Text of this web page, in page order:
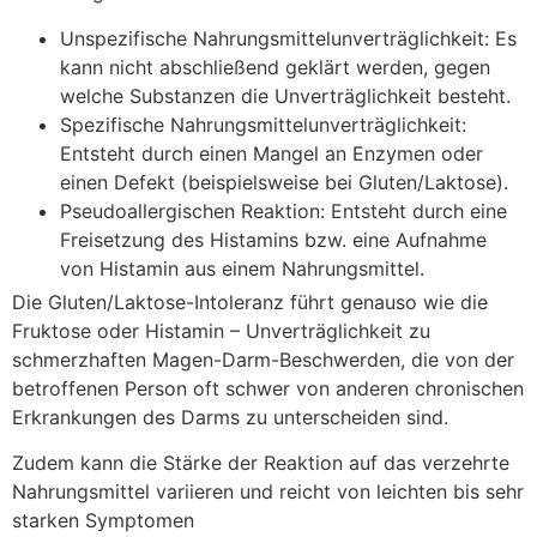
Unspezifische Nahrungsmittelunverträglichkeit: Es
kann nicht abschließend geklärt werden, gegen
welche Substanzen die Unverträglichkeit besteht.
Spezifische Nahrungsmittelunverträglichkeit:
Entsteht durch einen Mangel an Enzymen oder
einen Defekt (beispielsweise bei Gluten/Laktose).
Pseudoallergischen Reaktion: Entsteht durch eine
Freisetzung des Histamins bzw. eine Aufnahme
von Histamin aus einem Nahrungsmittel.
Die Gluten/Laktose-Intoleranz führt genauso wie die
Fruktose oder Histamin – Unverträglichkeit zu
schmerzhaften Magen-Darm-Beschwerden, die von der
betroffenen Person oft schwer von anderen chronischen
Erkrankungen des Darms zu unterscheiden sind.
Zudem kann die Stärke der Reaktion auf das verzehrte
Nahrungsmittel variieren und reicht von leichten bis sehr
starken Symptomen